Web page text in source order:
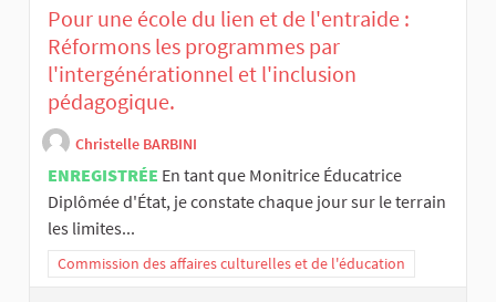
Pour une école du lien et de l'entraide :
Réformons les programmes par
l'intergénérationnel et l'inclusion
pédagogique.
Christelle BARBINI
ENREGISTRÉE En tant que Monitrice Éducatrice
Diplômée d'État, je constate chaque jour sur le terrain
les limites...
Commission des affaires culturelles et de l'éducation